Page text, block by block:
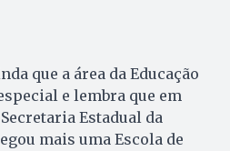
que a área da Educação
e lembra que em
Estadual da
mais uma Escola de